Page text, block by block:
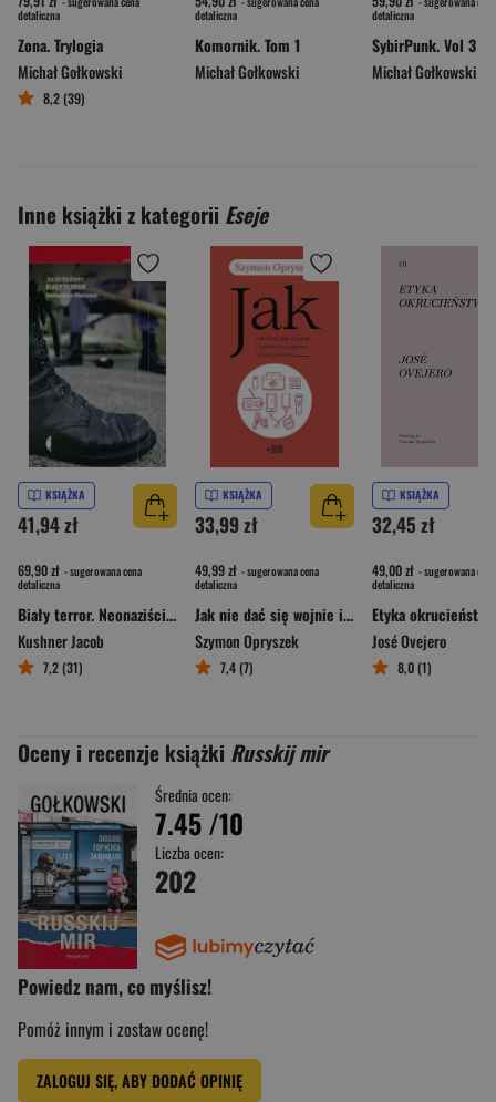
detaliczna
Zona. Trylogia
Michał Gołkowski
8,2 (39)
detaliczna
Komornik. Tom 1
Michał Gołkowski
detaliczna
SybirPunk. Vol 3
Michał Gołkowski
Inne książki z kategorii Eseje
KSIĄŻKA
41,94 zł
69,90 zł - sugerowana cena
detaliczna
Biały terror. Neonaziści w Niemczech
Kushner Jacob
7,2 (31)
KSIĄŻKA
33,99 zł
49,99 zł - sugerowana cena
detaliczna
Jak nie dać się wojnie i innym kryzysom. Lekcja z Finlandii
Szymon Opryszek
7,4 (7)
KSIĄŻKA
32,45 zł
49,00 zł - sugerowana cena
detaliczna
Etyka okrucieństwa
José Ovejero
8,0 (1)
Oceny i recenzje książki Russkij mir
Średnia ocen:
7.45/10
Liczba ocen:
202
Powiedz nam, co myślisz!
Pomóż innym i zostaw ocenę!
ZALOGUJ SIĘ, ABY DODAĆ OPINIĘ